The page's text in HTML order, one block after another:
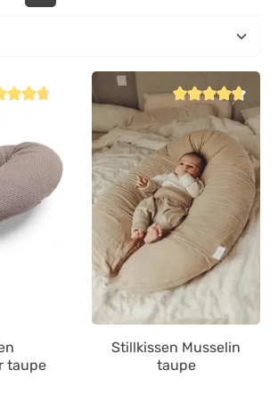
Bewertung von 4.8 von 5 Sternen
taupe
Stillkissen Musselin
taupe